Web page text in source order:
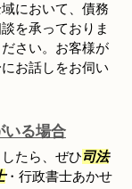
において、債務
を承っておりま
さい。お客様が
お話しをお伺い
いる場合
たら、ぜひ司法
・行政書士あかせ